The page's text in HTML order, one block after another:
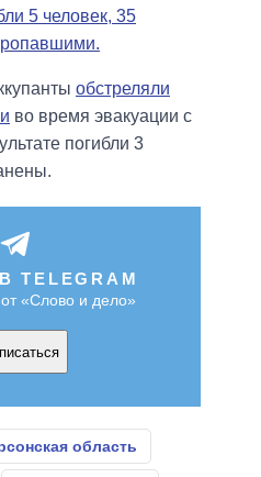
5 человек, 35
обстреляли
во время эвакуации с
погибли 3
TELEGRAM
«Слово и дело»
область